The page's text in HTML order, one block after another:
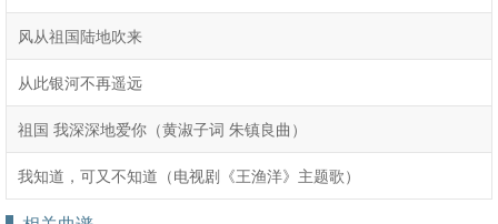
风从祖国陆地吹来
从此银河不再遥远
祖国 我深深地爱你（黄淑子词 朱镇良曲）
我知道，可又不知道（电视剧《王渔洋》主题歌）